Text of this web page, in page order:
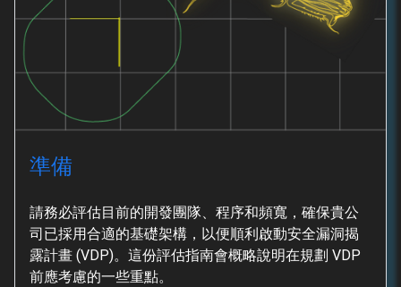
準備
請務必評估目前的開發團隊、程序和頻寬，確保貴公
司已採用合適的基礎架構，以便順利啟動安全漏洞揭
露計畫 (VDP)。這份評估指南會概略說明在規劃 VDP
前應考慮的一些重點。